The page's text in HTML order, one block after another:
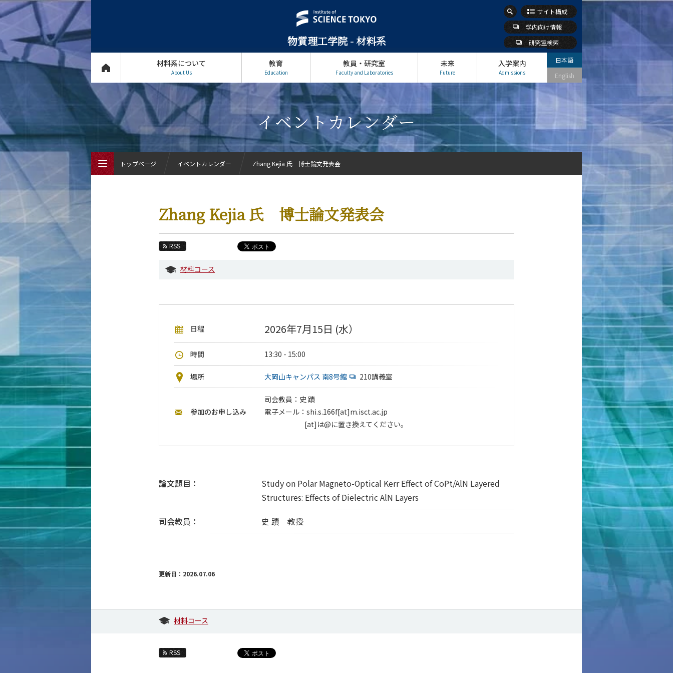
物質理工学院 - 材料系
サイト構成
学内向け情報
研究室検索
材料系について
About Us
教育
Education
教員・研究室
Faculty and Laboratories
未来
Future
入学案内
Admissions
日本語
English
イベントカレンダー
Zhang Kejia 氏 博士論文発表会
RSS
材料コース
日程 2026年7月15日 (水）
時間 13:30 - 15:00
場所 大岡山キャンパス 南8号館 210講義室
参加のお申し込み
司会教員：史 蹟
電子メール：shi.s.166f[at]m.isct.ac.jp
[at]は@に置き換えてください。
論文題目：
Study on Polar Magneto-Optical Kerr Effect of CoPt/AlN Layered
Structures: Effects of Dielectric AlN Layers
司会教員：
史 蹟 教授
更新日：2026.07.06
材料コース
RSS
トップページ イベントカレンダー Zhang Kejia 氏 博士論文発表会